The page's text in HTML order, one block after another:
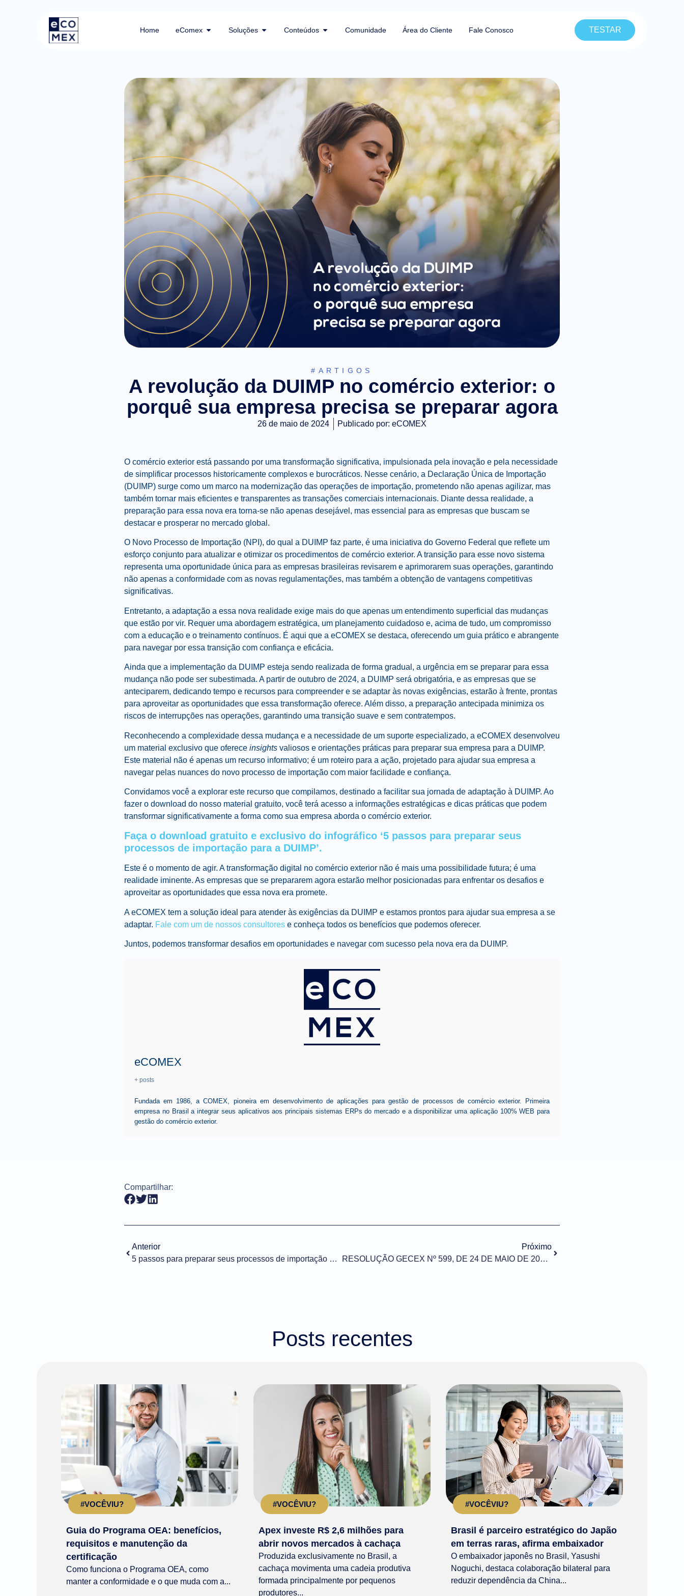
Home eComex Soluções Conteúdos Comunidade Área do Cliente Fale Conosco TESTAR
#ARTIGOS
A revolução da DUIMP no comércio exterior: o
porquê sua empresa precisa se preparar agora
26 de maio de 2024 Publicado por: eCOMEX
O comércio exterior está passando por uma transformação significativa, impulsionada pela inovação e pela necessidade
de simplificar processos historicamente complexos e burocráticos. Nesse cenário, a Declaração Única de Importação
(DUIMP) surge como um marco na modernização das operações de importação, prometendo não apenas agilizar, mas
também tornar mais eficientes e transparentes as transações comerciais internacionais. Diante dessa realidade, a
preparação para essa nova era torna-se não apenas desejável, mas essencial para as empresas que buscam se
destacar e prosperar no mercado global.
O Novo Processo de Importação (NPI), do qual a DUIMP faz parte, é uma iniciativa do Governo Federal que reflete um
esforço conjunto para atualizar e otimizar os procedimentos de comércio exterior. A transição para esse novo sistema
representa uma oportunidade única para as empresas brasileiras revisarem e aprimorarem suas operações, garantindo
não apenas a conformidade com as novas regulamentações, mas também a obtenção de vantagens competitivas
significativas.
Entretanto, a adaptação a essa nova realidade exige mais do que apenas um entendimento superficial das mudanças
que estão por vir. Requer uma abordagem estratégica, um planejamento cuidadoso e, acima de tudo, um compromisso
com a educação e o treinamento contínuos. É aqui que a eCOMEX se destaca, oferecendo um guia prático e abrangente
para navegar por essa transição com confiança e eficácia.
Ainda que a implementação da DUIMP esteja sendo realizada de forma gradual, a urgência em se preparar para essa
mudança não pode ser subestimada. A partir de outubro de 2024, a DUIMP será obrigatória, e as empresas que se
anteciparem, dedicando tempo e recursos para compreender e se adaptar às novas exigências, estarão à frente, prontas
para aproveitar as oportunidades que essa transformação oferece. Além disso, a preparação antecipada minimiza os
riscos de interrupções nas operações, garantindo uma transição suave e sem contratempos.
Reconhecendo a complexidade dessa mudança e a necessidade de um suporte especializado, a eCOMEX desenvolveu
um material exclusivo que oferece insights valiosos e orientações práticas para preparar sua empresa para a DUIMP.
Este material não é apenas um recurso informativo; é um roteiro para a ação, projetado para ajudar sua empresa a
navegar pelas nuances do novo processo de importação com maior facilidade e confiança.
Convidamos você a explorar este recurso que compilamos, destinado a facilitar sua jornada de adaptação à DUIMP. Ao
fazer o download do nosso material gratuito, você terá acesso a informações estratégicas e dicas práticas que podem
transformar significativamente a forma como sua empresa aborda o comércio exterior.
Faça o download gratuito e exclusivo do infográfico ‘5 passos para preparar seus
processos de importação para a DUIMP’.
Este é o momento de agir. A transformação digital no comércio exterior não é mais uma possibilidade futura; é uma
realidade iminente. As empresas que se prepararem agora estarão melhor posicionadas para enfrentar os desafios e
aproveitar as oportunidades que essa nova era promete.
A eCOMEX tem a solução ideal para atender às exigências da DUIMP e estamos prontos para ajudar sua empresa a se
adaptar. Fale com um de nossos consultores e conheça todos os benefícios que podemos oferecer.
Juntos, podemos transformar desafios em oportunidades e navegar com sucesso pela nova era da DUIMP.
eCOMEX
+ posts
Fundada em 1986, a COMEX, pioneira em desenvolvimento de aplicações para gestão de processos de comércio exterior. Primeira
empresa no Brasil a integrar seus aplicativos aos principais sistemas ERPs do mercado e a disponibilizar uma aplicação 100% WEB para
gestão do comércio exterior.
Compartilhar:
Anterior
5 passos para preparar seus processos de importação para a DUIMP
Próximo
RESOLUÇÃO GECEX Nº 599, DE 24 DE MAIO DE 2024 (DOU de 27/05/2024)
Posts recentes
#VOCÊVIU?
Guia do Programa OEA: benefícios,
requisitos e manutenção da
certificação
Como funciona o Programa OEA, como
manter a conformidade e o que muda com a...
#VOCÊVIU?
Apex investe R$ 2,6 milhões para
abrir novos mercados à cachaça
Produzida exclusivamente no Brasil, a
cachaça movimenta uma cadeia produtiva
formada principalmente por pequenos
produtores...
#VOCÊVIU?
Brasil é parceiro estratégico do Japão
em terras raras, afirma embaixador
O embaixador japonês no Brasil, Yasushi
Noguchi, destaca colaboração bilateral para
reduzir dependência da China...